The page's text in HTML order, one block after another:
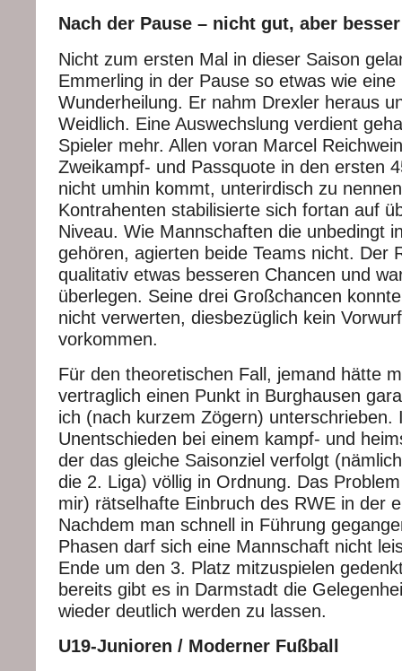
Nach der Pause – nicht gut, aber besser
Nicht zum ersten Mal in dieser Saison
Emmerling in der Pause so etwas wie eine
Wunderheilung. Er nahm Drexler heraus
Weidlich. Eine Auswechslung verdient
Spieler mehr. Allen voran Marcel
Zweikampf- und Passquote in den ersten
nicht umhin kommt, unterirdisch zu
Kontrahenten stabilisierte sich fortan auf
Niveau. Wie Mannschaften die unbedingt
gehören, agierten beide Teams nicht. Der
qualitativ etwas besseren Chancen und
überlegen. Seine drei Großchancen
nicht verwerten, diesbezüglich kein
vorkommen.
Für den theoretischen Fall, jemand hätte
vertraglich einen Punkt in Burghausen
ich (nach kurzem Zögern) unterschrieben.
Unentschieden bei einem kampf- und
der das gleiche Saisonziel verfolgt
die 2. Liga) völlig in Ordnung. Das
mir) rätselhafte Einbruch des RWE in der
Nachdem man schnell in Führung
Phasen darf sich eine Mannschaft nicht
Ende um den 3. Platz mitzuspielen
bereits gibt es in Darmstadt die
wieder deutlich werden zu lassen.
U19-Junioren / Moderner Fußball